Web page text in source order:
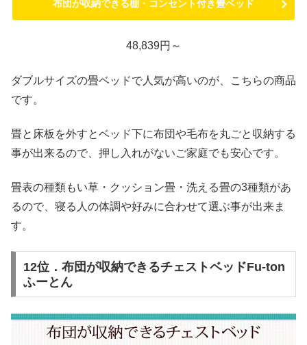
布団が収納できる棚・コンセント付き畳ベッド
48,839円～
ダブルサイズの畳ベッドで人気が高いのが、こちらの商品
です。
畳と床板を外すとベッド下に布団や毛布を丸ごと収納する
事が出来るので、押し入れがないご家庭でも安心です。
畳表の種類もい草・クッション畳・洗える畳の3種類があ
るので、寝る人の体調や好みに合わせて選ぶ事が出来ま
す。
12位．布団が収納できるチェストベッドFu-ton
ふーとん